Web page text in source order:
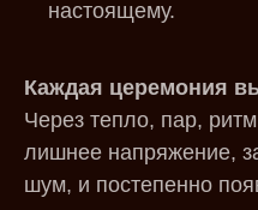
настоящему.
Каждая церемония
Через тепло, пар,
лишнее напряжение,
шум, и постепенно